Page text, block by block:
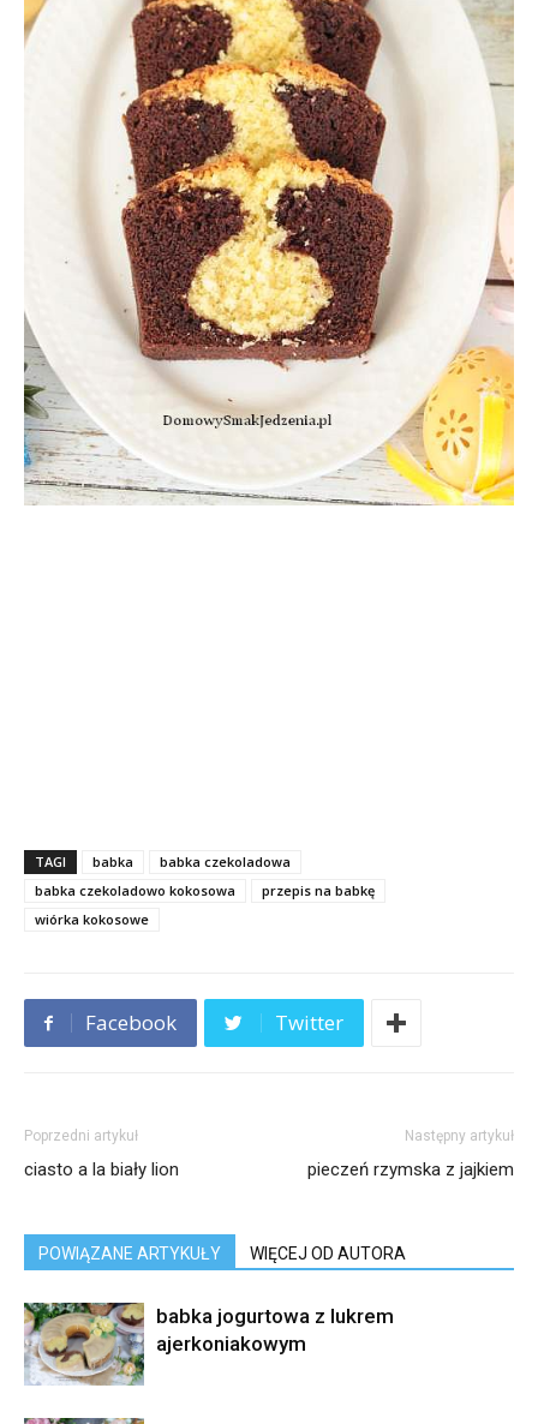
TAGI babka
babka czekoladowa
babka czekoladowo kokosowa
przepis na babkę
wiórka kokosowe
Facebook Twitter
Poprzedni artykuł
ciasto a la biały lion
Następny artykuł
pieczeń rzymska z jajkiem
POWIĄZANE ARTYKUŁY WIĘCEJ OD AUTORA
babka jogurtowa z lukrem
ajerkoniakowym